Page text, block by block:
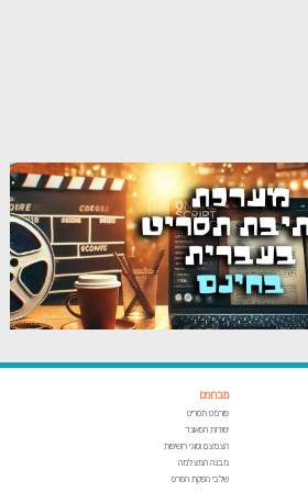
מבחנים
פורמט תסריט
יסודות הסאונד
הצמצם וסוגי חשיפות
מבנה המצלמה
שלבי הפקת הסרט